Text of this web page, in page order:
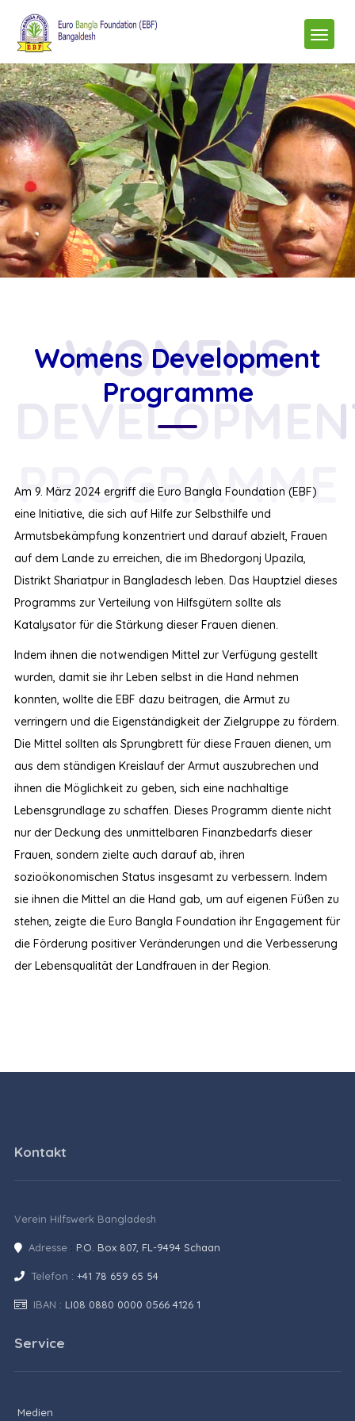
Womens Development
Programme
WOMENS
PROGRAMME
Am 9. März 2024 ergriff die Euro Bangla Foundation (EBF)
eine Initiative, die sich auf Hilfe zur Selbsthilfe und
Armutsbekämpfung konzentriert und darauf abzielt, Frauen
auf dem Lande zu erreichen, die im Bhedorgonj Upazila,
Distrikt Shariatpur in Bangladesch leben. Das Hauptziel dieses
Programms zur Verteilung von Hilfsgütern sollte als
Katalysator für die Stärkung dieser Frauen dienen.
Indem ihnen die notwendigen Mittel zur Verfügung gestellt
wurden, damit sie ihr Leben selbst in die Hand nehmen
konnten, wollte die EBF dazu beitragen, die Armut zu
verringern und die Eigenständigkeit der Zielgruppe zu fördern.
Die Mittel sollten als Sprungbrett für diese Frauen dienen, um
aus dem ständigen Kreislauf der Armut auszubrechen und
ihnen die Möglichkeit zu geben, sich eine nachhaltige
Lebensgrundlage zu schaffen. Dieses Programm diente nicht
nur der Deckung des unmittelbaren Finanzbedarfs dieser
Frauen, sondern zielte auch darauf ab, ihren
sozioökonomischen Status insgesamt zu verbessern. Indem
sie ihnen die Mittel an die Hand gab, um auf eigenen Füßen zu
stehen, zeigte die Euro Bangla Foundation ihr Engagement für
die Förderung positiver Veränderungen und die Verbesserung
der Lebensqualität der Landfrauen in der Region.
Kontakt
Verein Hilfswerk Bangladesh
Adresse: P.O. Box 807, FL-9494 Schaan
Telefon : +41 78 659 65 54
IBAN : LI08 0880 0000 0566 4126 1
Service
Medien